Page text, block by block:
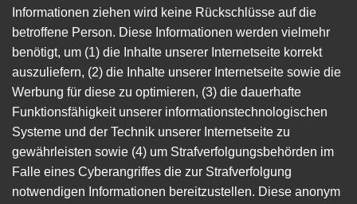
Informationen ziehen wird keine Rückschlüsse auf die
betroffene Person. Diese Informationen werden vielmehr
benötigt, um (1) die Inhalte unserer Internetseite korrekt
auszuliefern, (2) die Inhalte unserer Internetseite sowie die
Werbung für diese zu optimieren, (3) die dauerhafte
Funktionsfähigkeit unserer informationstechnologischen
Systeme und der Technik unserer Internetseite zu
gewährleisten sowie (4) um Strafverfolgungsbehörden im
Falle eines Cyberangriffes die zur Strafverfolgung
notwendigen Informationen bereitzustellen. Diese anonym